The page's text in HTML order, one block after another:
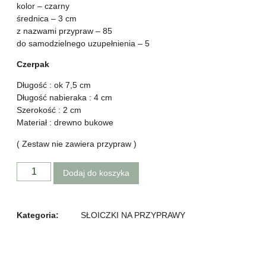
kolor – czarny
średnica – 3 cm
z nazwami przypraw – 85
do samodzielnego uzupełnienia – 5
Czerpak
Długość : ok 7,5 cm
Długość nabieraka : 4 cm
Szerokość : 2 cm
Materiał : drewno bukowe
( Zestaw nie zawiera przypraw )
Dodaj do koszyka
Kategoria: SŁOICZKI NA PRZYPRAWY